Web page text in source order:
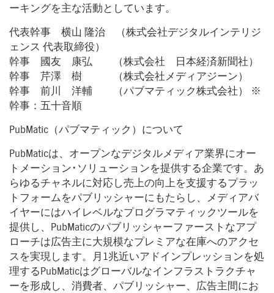
ーキングを主な活動としています。
代表幹事 横山 隆治 （株式会社デジタルインテリジ
ェンス 代表取締役）
幹事 國友 康弘 （株式会社 日本経済新聞社）
幹事 芹澤 樹 （株式会社メディアジーン）
幹事 前川 洋輔 （パブマティック株式会社） ※
幹事：五十音順
PubMatic（パブマティック）について
PubMaticは、オープンなデジタルメディア業界にオー
トメーション･ソリューションを提供する企業です。あ
らゆるチャネルに対応し売上の向上を支援するプラッ
トフォームをパブリッシャーにもたらし、メディアバ
イヤーにはハイレベルなプログラマティックツールを
提供し、PubMaticのパブリッシャーファーストなアプ
ローチは広告主に大規模なプレミアな在庫へのアクセ
スを実現します。月1兆近いアドインプレッションを処
理するPubMaticはグローバルなインフラストラクチャ
ーを形成し、消費者、パブリッシャー、広告主間にお